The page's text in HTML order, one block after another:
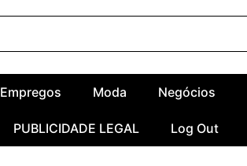
Empregos Moda Negócios
PUBLICIDADE LEGAL Log Out